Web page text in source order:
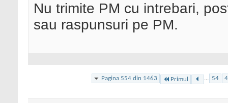
Nu trimite PM cu intrebari,
sau raspunsuri pe PM.
Pagina 554 din 1463 Primul ... 54